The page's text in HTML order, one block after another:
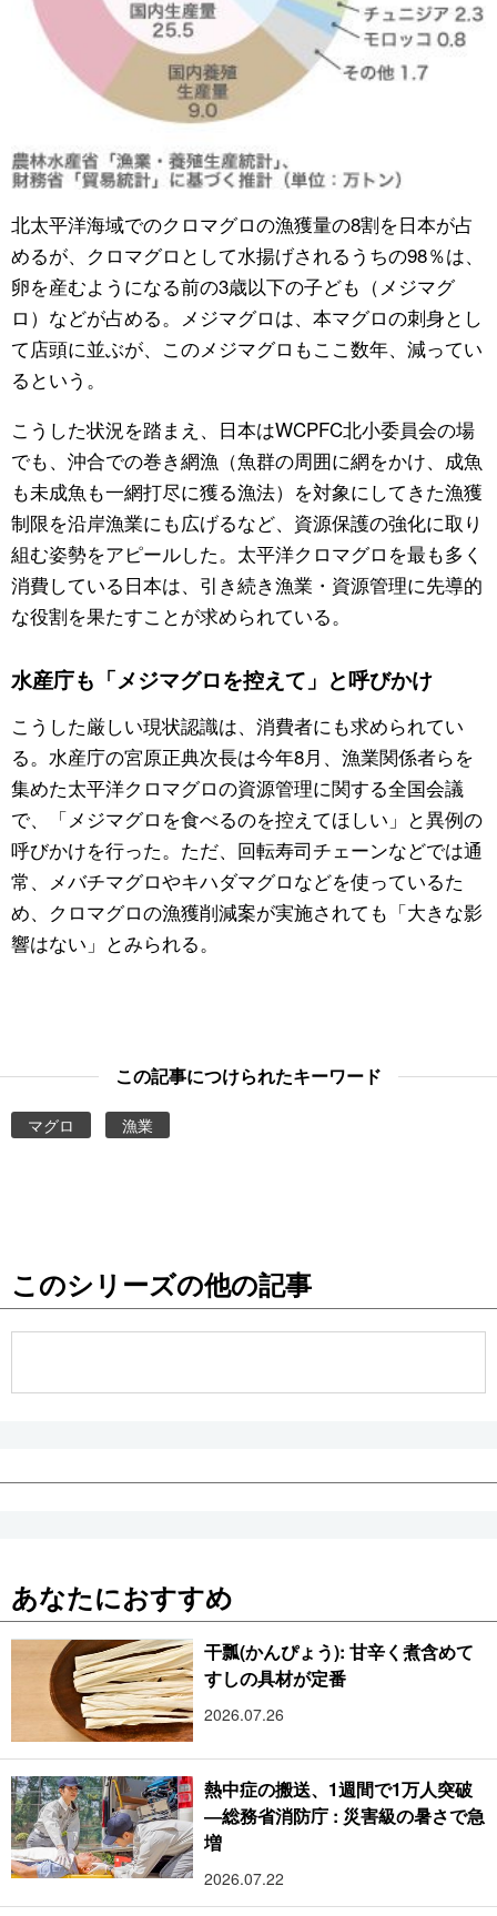
北太平洋海域でのクロマグロの漁獲量の8割を日本が占
めるが、クロマグロとして水揚げされるうちの98％は、
卵を産むようになる前の3歳以下の子ども（メジマグ
ロ）などが占める。メジマグロは、本マグロの刺身とし
て店頭に並ぶが、このメジマグロもここ数年、減ってい
るという。
こうした状況を踏まえ、日本はWCPFC北小委員会の場
でも、沖合での巻き網漁（魚群の周囲に網をかけ、成魚
も未成魚も一網打尽に獲る漁法）を対象にしてきた漁獲
制限を沿岸漁業にも広げるなど、資源保護の強化に取り
組む姿勢をアピールした。太平洋クロマグロを最も多く
消費している日本は、引き続き漁業・資源管理に先導的
な役割を果たすことが求められている。
水産庁も「メジマグロを控えて」と呼びかけ
こうした厳しい現状認識は、消費者にも求められてい
る。水産庁の宮原正典次長は今年8月、漁業関係者らを
集めた太平洋クロマグロの資源管理に関する全国会議
で、「メジマグロを食べるのを控えてほしい」と異例の
呼びかけを行った。ただ、回転寿司チェーンなどでは通
常、メバチマグロやキハダマグロなどを使っているた
め、クロマグロの漁獲削減案が実施されても「大きな影
響はない」とみられる。
この記事につけられたキーワード
マグロ 漁業
このシリーズの他の記事
あなたにおすすめ
干瓢(かんぴょう): 甘辛く煮含めて
すしの具材が定番
2026.07.26
熱中症の搬送、1週間で1万人突破
―総務省消防庁 : 災害級の暑さで急
増
2026.07.22